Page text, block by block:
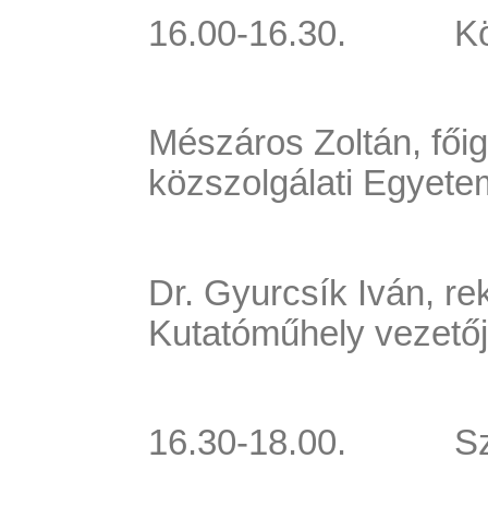
16.00-16.30.
Mészáros Zoltán,
közszolgálati
Dr. Gyurcsík Iván,
Kutatóműhely
16.30-18.00.